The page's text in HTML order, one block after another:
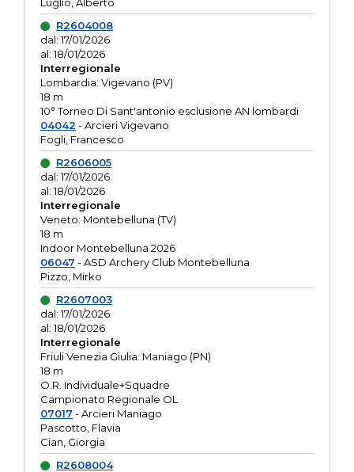
R2604008
dal: 17/01/2026
al: 18/01/2026
Interregionale
Lombardia: Vigevano (PV)
18 m
10° Torneo Di Sant'antonio esclusione AN lombardi
04042 - Arcieri Vigevano
Fogli, Francesco
R2606005
dal: 17/01/2026
al: 18/01/2026
Interregionale
Veneto: Montebelluna (TV)
18 m
Indoor Montebelluna 2026
06047 - ASD Archery Club Montebelluna
Pizzo, Mirko
R2607003
dal: 17/01/2026
al: 18/01/2026
Interregionale
Friuli Venezia Giulia: Maniago (PN)
18 m
O.R. Individuale+Squadre
Campionato Regionale OL
07017 - Arcieri Maniago
Pascotto, Flavia
Cian, Giorgia
R2608004